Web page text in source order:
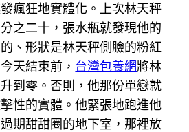
瘋狂地實體化。上次林天秤
之二十，張水瓶就發現他的
、形狀是林天秤側臉的粉紅
天結束前， 台灣包養網將林
到零。否則，他那份單戀就
性的實體。他緊張地跑進他
期甜甜圈的地下室，那裡放